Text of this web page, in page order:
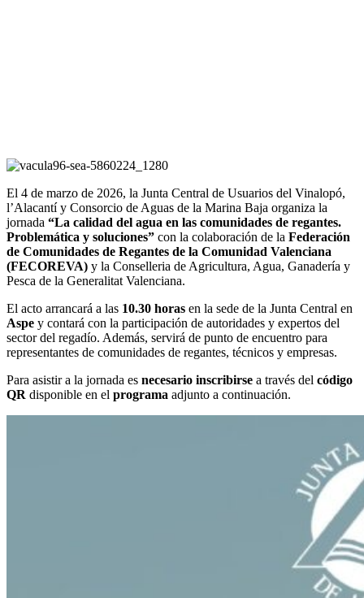
El 4 de marzo de 2026, la Junta Central de Usuarios del Vinalopó,
l’Alacantí y Consorcio de Aguas de la Marina Baja organiza la
jornada “La calidad del agua en las comunidades de regantes.
Problemática y soluciones” con la colaboración de la Federación
de Comunidades de Regantes de la Comunidad Valenciana
(FECOREVA) y la Conselleria de Agricultura, Agua, Ganadería y
Pesca de la Generalitat Valenciana.
El acto arrancará a las 10.30 horas en la sede de la Junta Central en
Aspe y contará con la participación de autoridades y expertos del
sector del regadío. Además, servirá de punto de encuentro para
representantes de comunidades de regantes, técnicos y empresas.
Para asistir a la jornada es necesario inscribirse a través del código
QR disponible en el programa adjunto a continuación.